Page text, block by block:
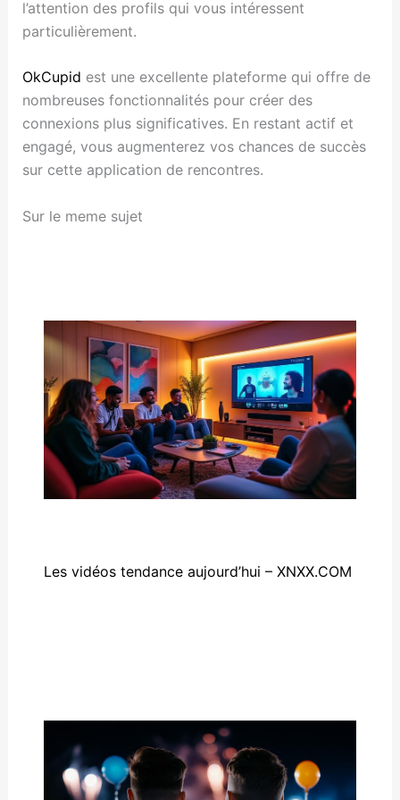
l’attention des profils qui vous intéressent
particulièrement.
OkCupid est une excellente plateforme qui offre de
nombreuses fonctionnalités pour créer des
connexions plus significatives. En restant actif et
engagé, vous augmenterez vos chances de succès
sur cette application de rencontres.
Sur le meme sujet
Les vidéos tendance aujourd’hui – XNXX.COM